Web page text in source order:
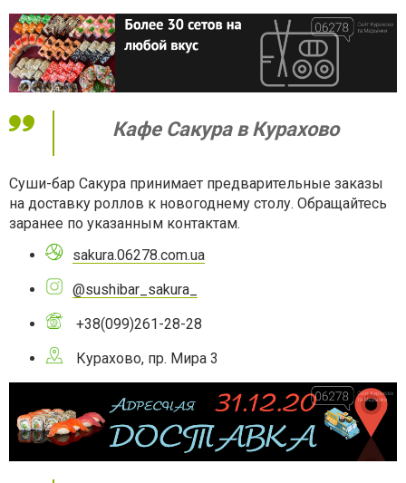
Кафе Сакура в Курахово
Суши-бар Сакура принимает предварительные заказы
на доставку роллов к новогоднему столу. Обращайтесь
заранее по указанным контактам.
sakura.06278.com.ua
@sushibar_sakura_
+38(099)261-28-28
Курахово, пр. Мира 3